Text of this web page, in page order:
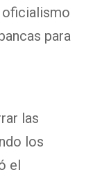
oficialismo
para
las
los
el